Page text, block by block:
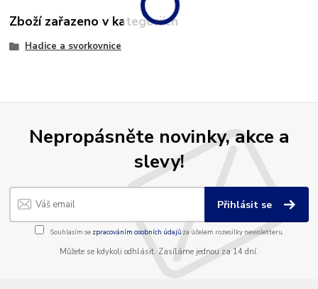
Zboží zařazeno v kategoriích
Hadice a svorkovnice
Nepropásněte novinky, akce a
slevy!
Přihlásit se
Souhlasím se zpracováním osobních údajůza účelem rozesílky newsletteru.
Můžete se kdykoli odhlásit. Zasíláme jednou za 14 dní.